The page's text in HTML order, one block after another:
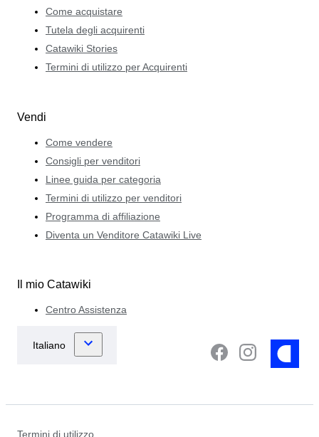
Come acquistare
Tutela degli acquirenti
Catawiki Stories
Termini di utilizzo per Acquirenti
Vendi
Come vendere
Consigli per venditori
Linee guida per categoria
Termini di utilizzo per venditori
Programma di affiliazione
Diventa un Venditore Catawiki Live
Il mio Catawiki
Centro Assistenza
Termini di utilizzo